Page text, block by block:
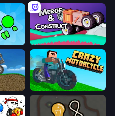
Merge & Construct
Crazy Motorcycle